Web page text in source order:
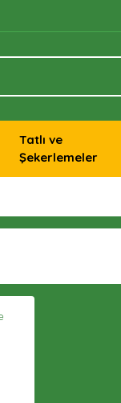
Tatlı ve
Şekerlemeler